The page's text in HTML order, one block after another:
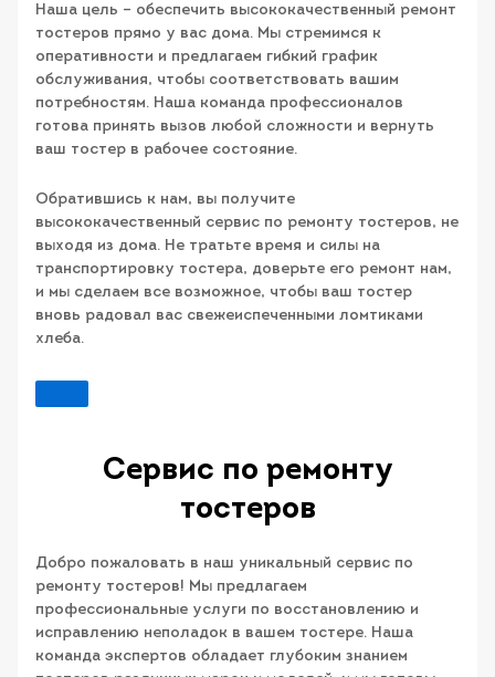
Наша цель – обеспечить высококачественный ремонт
тостеров прямо у вас дома. Мы стремимся к
оперативности и предлагаем гибкий график
обслуживания, чтобы соответствовать вашим
потребностям. Наша команда профессионалов
готова принять вызов любой сложности и вернуть
ваш тостер в рабочее состояние.
Обратившись к нам, вы получите
высококачественный сервис по ремонту тостеров, не
выходя из дома. Не тратьте время и силы на
транспортировку тостера, доверьте его ремонт нам,
и мы сделаем все возможное, чтобы ваш тостер
вновь радовал вас свежеиспеченными ломтиками
хлеба.
Сервис по ремонту
тостеров
Добро пожаловать в наш уникальный сервис по
ремонту тостеров! Мы предлагаем
профессиональные услуги по восстановлению и
исправлению неполадок в вашем тостере. Наша
команда экспертов обладает глубоким знанием